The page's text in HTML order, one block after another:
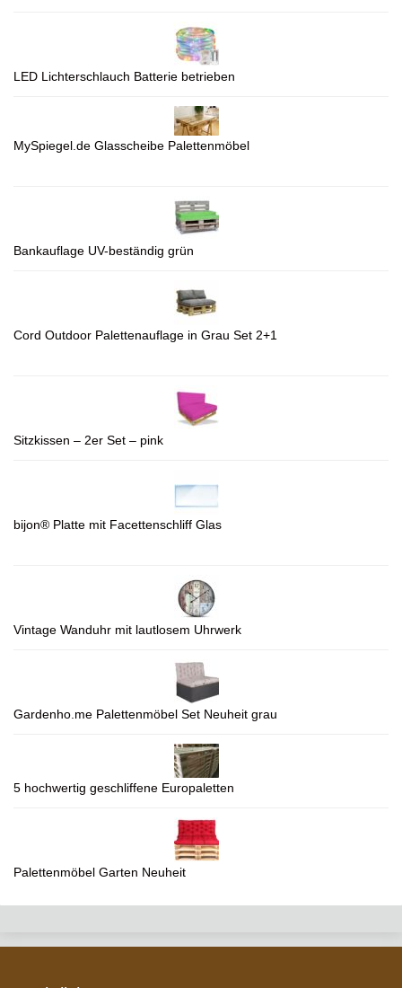
LED Lichterschlauch Batterie betrieben
MySpiegel.de Glasscheibe Palettenmöbel
Bankauflage UV-beständig grün
Cord Outdoor Palettenauflage in Grau Set 2+1
Sitzkissen – 2er Set – pink
bijon® Platte mit Facettenschliff Glas
Vintage Wanduhr mit lautlosem Uhrwerk
Gardenho.me Palettenmöbel Set Neuheit grau
5 hochwertig geschliffene Europaletten
Palettenmöbel Garten Neuheit